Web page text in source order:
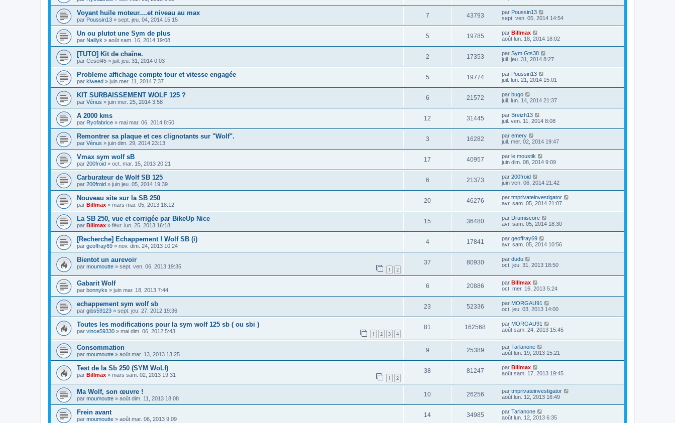
Voyant huile moteur....et niveau au max
par Poussin13 » sept. jeu. 04, 2014 15:15
7 43793 par Poussin13
sept. ven. 05, 2014 14:54
Un ou plutot une Sym de plus
par Naillyk » août sam. 16, 2014 19:08
5 19785 par Billmax
août lun. 18, 2014 18:02
[TUTO] Kit de chaîne.
par Cesel45 » juil. jeu. 31, 2014 0:03
2 17353 par Sym.Gts38
juil. jeu. 31, 2014 8:27
Probleme affichage compte tour et vitesse engagée
par kiweed » juin mer. 11, 2014 7:37
5 19774 par Poussin13
juil. lun. 21, 2014 15:01
KIT SURBAISSEMENT WOLF 125 ?
par Vénus » juin mer. 25, 2014 3:58
6 21572 par bugo
juil. lun. 14, 2014 21:37
A 2000 kms
par Ryofabrice » mai mar. 06, 2014 8:50
12 31445 par Breizh13
juil. ven. 11, 2014 8:08
Remontrer sa plaque et ces clignotants sur "Wolf".
par Vénus » juin dim. 29, 2014 23:13
3 16282 par emery
juil. mer. 02, 2014 19:47
Vmax sym wolf sB
par 200froid » oct. mar. 15, 2013 20:21
17 40957 par le moustik
juin dim. 08, 2014 9:09
Carburateur de Wolf SB 125
par 200froid » juin jeu. 05, 2014 19:39
6 21373 par 200froid
juin ven. 06, 2014 21:42
Nouveau site sur la SB 250
par Billmax » mars mar. 05, 2013 18:12
20 46276 par tmprivateinvestigator
avr. sam. 05, 2014 21:07
La SB 250, vue et corrigée par BikeUp Nice
par Billmax » févr. lun. 25, 2013 16:18
15 36480 par Drumiscore
avr. sam. 05, 2014 18:30
[Recherche] Echappement ! Wolf SB (i)
par geoffray69 » nov. dim. 24, 2013 10:24
4 17841 par geoffray69
avr. sam. 05, 2014 10:56
Bientot un aurevoir
par moumoutte » sept. ven. 06, 2013 19:35 1 2
37 80930 par dudu
oct. jeu. 31, 2013 18:50
Gabarit Wolf
par bonnyks » juin mar. 18, 2013 7:44
6 20886 par Billmax
oct. mer. 16, 2013 5:24
echappement sym wolf sb
par gibs59123 » sept. jeu. 27, 2012 19:36
23 52336 par MORGAU91
oct. jeu. 03, 2013 14:00
Toutes les modifications pour la sym wolf 125 sb ( ou sbi )
par vince59330 » mai dim. 06, 2012 5:43 1 2 3 4
81 162568 par MORGAU91
août sam. 24, 2013 15:45
Consommation
par moumoutte » août mar. 13, 2013 13:25
9 25389 par Tarlanone
août lun. 19, 2013 15:21
Test de la Sb 250 (SYM WoLf)
par Billmax » mars sam. 02, 2013 19:31 1 2
38 81247 par Billmax
août sam. 17, 2013 19:45
Ma Wolf, son œuvre !
par moumoutte » août dim. 11, 2013 18:08
10 26256 par tmprivateinvestigator
août lun. 12, 2013 16:49
Frein avant
par moumoutte » août mar. 06, 2013 9:09
14 34985 par Tarlanone
août lun. 12, 2013 6:35